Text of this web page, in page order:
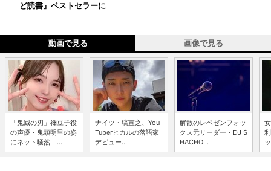
ど読書』ベストセラーに
動画で見る 画像で見る
「鬼滅の刃」禰豆子役
の声優・鬼頭明里の姿
にネット騒然 ...
ナイツ・塙宣之、You
Tuberヒカルの落語家
デビュー...
解散のレペゼンフォッ
クス元リーダー・DJ S
HACHO...